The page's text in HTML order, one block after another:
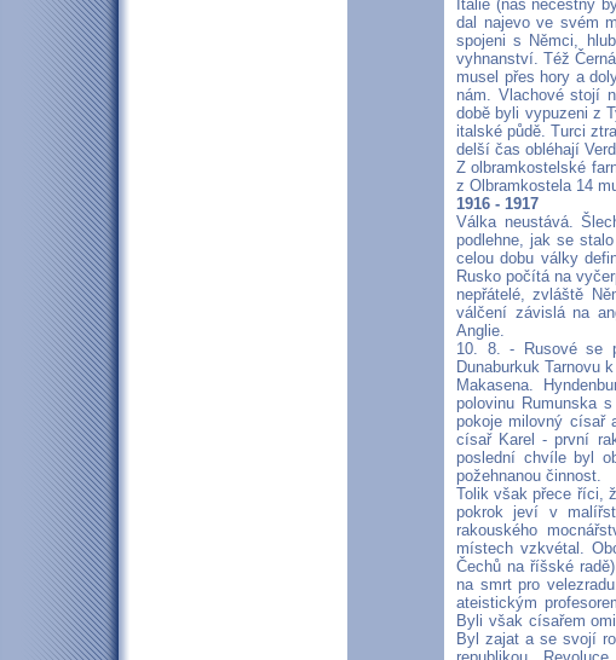
Itálie (náš nečestný
dal najevo ve svém
spojeni s Němci,
vyhnanství. Též
musel přes hory a
nám. Vlachové stojí
době byli vypuzeni z
italské půdě. Turci
delší čas obléhají
Z olbramkostelské
z Olbramkostela 14
1916 - 1917
Válka neustává.
podlehne, jak se
celou dobu války
Rusko počítá na
nepřátelé, zvláště
válčení závislá na
Anglie.
10. 8. - Rusové se
Dunaburkuk Tarnovu
Makasena.
polovinu Rumunska
pokoje milovný císař
císař Karel - první
poslední chvíle byl
požehnanou činnost.
Tolik však přece říci,
pokrok jeví v
rakouského
místech vzkvétal.
Čechů na říšské
na smrt pro
ateistickým
Byli však císařem
Byl zajat a se svojí